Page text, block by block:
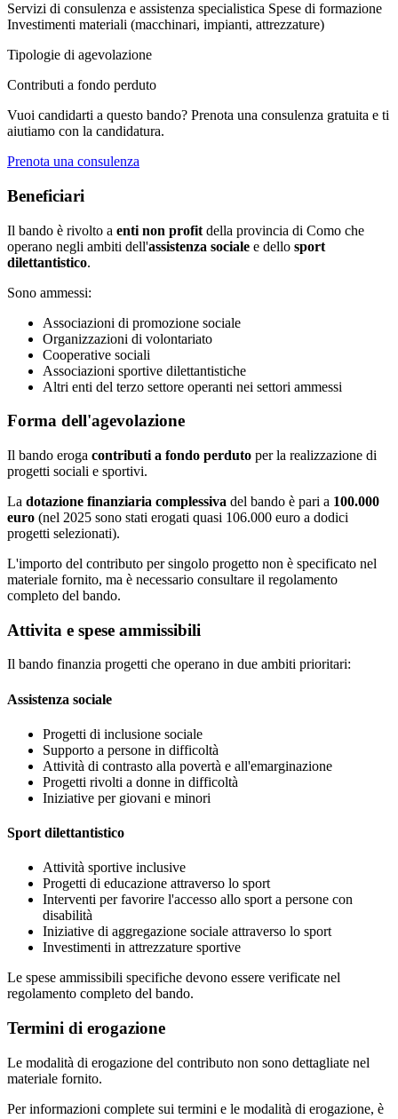
Servizi di consulenza e assistenza specialistica Spese di formazione
Investimenti materiali (macchinari, impianti, attrezzature)
Tipologie di agevolazione
Contributi a fondo perduto
Vuoi candidarti a questo bando? Prenota una consulenza gratuita e ti
aiutiamo con la candidatura.
Prenota una consulenza
Beneficiari
Il bando è rivolto a enti non profit della provincia di Como che
operano negli ambiti dell'assistenza sociale e dello sport
dilettantistico.
Sono ammessi:
Associazioni di promozione sociale
Organizzazioni di volontariato
Cooperative sociali
Associazioni sportive dilettantistiche
Altri enti del terzo settore operanti nei settori ammessi
Forma dell'agevolazione
Il bando eroga contributi a fondo perduto per la realizzazione di
progetti sociali e sportivi.
La dotazione finanziaria complessiva del bando è pari a 100.000
euro (nel 2025 sono stati erogati quasi 106.000 euro a dodici
progetti selezionati).
L'importo del contributo per singolo progetto non è specificato nel
materiale fornito, ma è necessario consultare il regolamento
completo del bando.
Attivita e spese ammissibili
Il bando finanzia progetti che operano in due ambiti prioritari:
Assistenza sociale
Progetti di inclusione sociale
Supporto a persone in difficoltà
Attività di contrasto alla povertà e all'emarginazione
Progetti rivolti a donne in difficoltà
Iniziative per giovani e minori
Sport dilettantistico
Attività sportive inclusive
Progetti di educazione attraverso lo sport
Interventi per favorire l'accesso allo sport a persone con
disabilità
Iniziative di aggregazione sociale attraverso lo sport
Investimenti in attrezzature sportive
Le spese ammissibili specifiche devono essere verificate nel
regolamento completo del bando.
Termini di erogazione
Le modalità di erogazione del contributo non sono dettagliate nel
materiale fornito.
Per informazioni complete sui termini e le modalità di erogazione, è